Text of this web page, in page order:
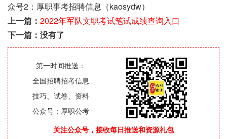
众号2：厚职事考招聘信息（kaosydw）
上一篇： 2022年军队文职考试笔试成绩查询入口
下一篇：没有了
第一时间推送：
全国招聘招考信息
技巧、试卷、资料
公众号：厚职公考
关注公众号，接收每日推送和资源礼包